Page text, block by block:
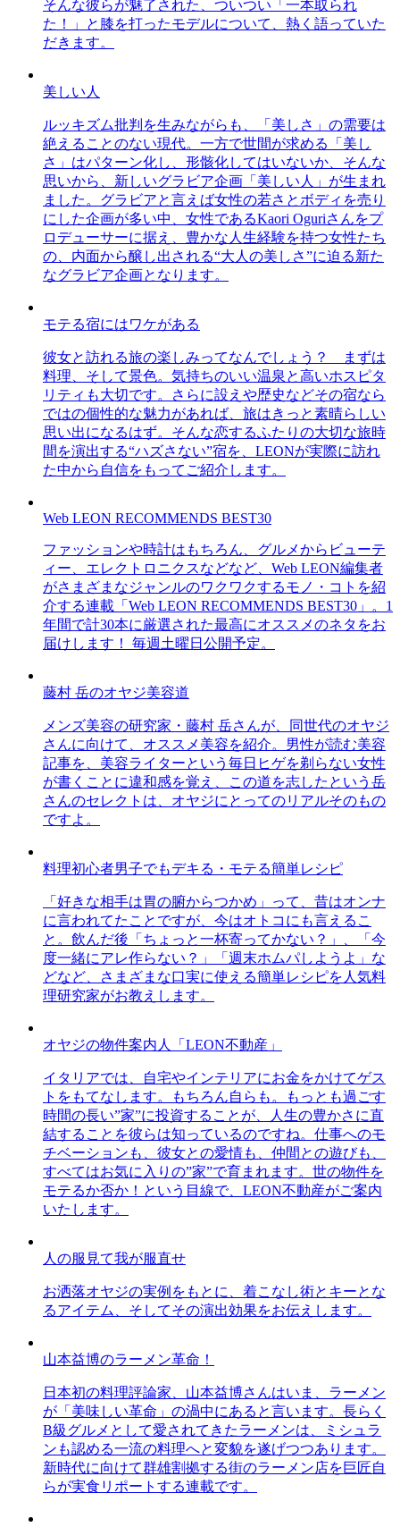
そんな彼らが魅了された、ついつい「一本取られ
た！」と膝を打ったモデルについて、熱く語っていた
だきます。
美しい人
ルッキズム批判を生みながらも、「美しさ」の需要は
絶えることのない現代。一方で世間が求める「美し
さ」はパターン化し、形骸化してはいないか、そんな
思いから、新しいグラビア企画「美しい人」が生まれ
ました。グラビアと言えば女性の若さとボディを売り
にした企画が多い中、女性であるKaori Oguriさんをプ
ロデューサーに据え、豊かな人生経験を持つ女性たち
の、内面から醸し出される“大人の美しさ”に迫る新た
なグラビア企画となります。
モテる宿にはワケがある
彼女と訪れる旅の楽しみってなんでしょう？ まずは
料理、そして景色。気持ちのいい温泉と高いホスピタ
リティも大切です。さらに設えや歴史などその宿なら
ではの個性的な魅力があれば、旅はきっと素晴らしい
思い出になるはず。そんな恋するふたりの大切な旅時
間を演出する“ハズさない”宿を、LEONが実際に訪れ
た中から自信をもってご紹介します。
Web LEON RECOMMENDS BEST30
ファッションや時計はもちろん、グルメからビューテ
ィー、エレクトロニクスなどなど、Web LEON編集者
がさまざまなジャンルのワクワクするモノ・コトを紹
介する連載「Web LEON RECOMMENDS BEST30」。1
年間で計30本に厳選された最高にオススメのネタをお
届けします！ 毎週土曜日公開予定。
藤村 岳のオヤジ美容道
メンズ美容の研究家・藤村 岳さんが、同世代のオヤジ
さんに向けて、オススメ美容を紹介。男性が読む美容
記事を、美容ライターという毎日ヒゲを剃らない女性
が書くことに違和感を覚え、この道を志したという岳
さんのセレクトは、オヤジにとってのリアルそのもの
ですよ。
料理初心者男子でもデキる・モテる簡単レシピ
「好きな相手は胃の腑からつかめ」って、昔はオンナ
に言われてたことですが、今はオトコにも言えるこ
と。飲んだ後「ちょっと一杯寄ってかない？」、「今
度一緒にアレ作らない？」「週末ホムパしようよ」な
どなど、さまざまな口実に使える簡単レシピを人気料
理研究家がお教えします。
オヤジの物件案内人「LEON不動産」
イタリアでは、自宅やインテリアにお金をかけてゲス
トをもてなします。もちろん自らも。もっとも過ごす
時間の長い”家”に投資することが、人生の豊かさに直
結することを彼らは知っているのですね。仕事へのモ
チベーションも、彼女との愛情も、仲間との遊びも、
すべてはお気に入りの”家”で育まれます。世の物件を
モテるか否か！という目線で、LEON不動産がご案内
いたします。
人の服見て我が服直せ
お洒落オヤジの実例をもとに、着こなし術とキーとな
るアイテム、そしてその演出効果をお伝えします。
山本益博のラーメン革命！
日本初の料理評論家、山本益博さんはいま、ラーメン
が「美味しい革命」の渦中にあると言います。長らく
B級グルメとして愛されてきたラーメンは、ミシュラ
ンも認める一流の料理へと変貌を遂げつつあります。
新時代に向けて群雄割拠する街のラーメン店を巨匠自
らが実食リポートする連載です。